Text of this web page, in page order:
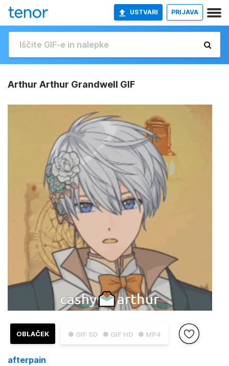
USTVARI PRIJAVA
Arthur Arthur Grandwell GIF
● GIF SD ● GIF HD ● MP4
OBLAČEK
afterpain